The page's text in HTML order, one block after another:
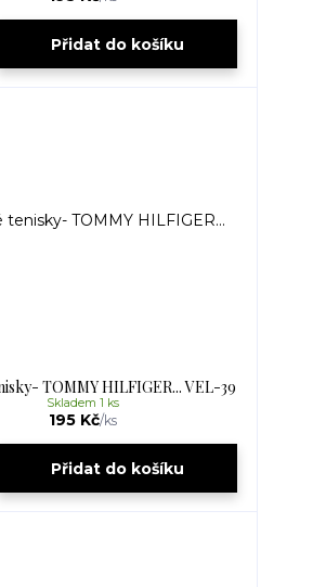
Přidat do košíku
TOMMY HILFIGER... VEL-39
195 Kč/ks
Skladem 1 ks
Přidat do košíku